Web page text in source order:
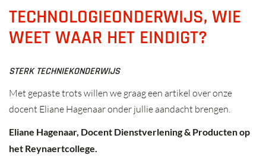
TECHNOLOGIEONDERWIJS, WIE
WEET WAAR HET EINDIGT?
STERK TECHNIEKONDERWIJS
Met gepaste trots willen we graag een artikel over onze
docent Eliane Hagenaar onder jullie aandacht brengen.
Eliane Hagenaar, Docent Dienstverlening & Producten op
het Reynaertcollege.